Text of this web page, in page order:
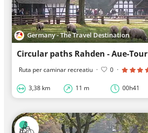
Germany - The Travel Destination
Circular paths Rahden - Aue-Tour
Ruta per caminar recreatiu · 0 ·
3,38 km 11 m 00h41